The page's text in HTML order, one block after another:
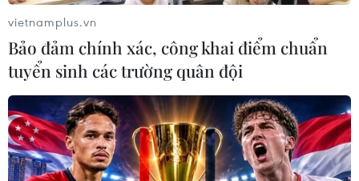
Ấn Độ, Trung Quốc duy trì kênh liên lạc để
vietnamplus.vn
Bảo đảm chính xác, công khai điểm chuẩn
tuyển sinh các trường quân đội